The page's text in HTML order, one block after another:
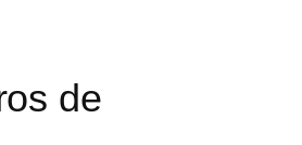
de